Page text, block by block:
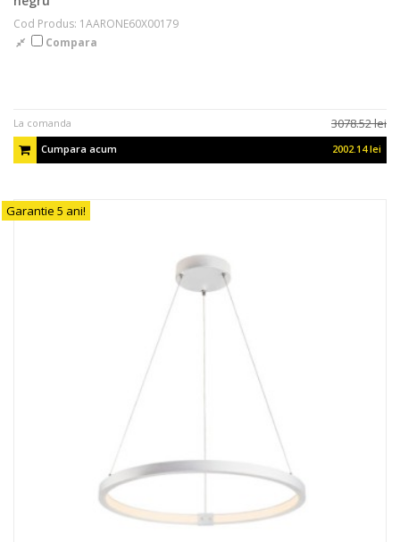
Cod Produs: 1AARONE60X00179
Compara
La comanda 3078.52 lei
Cumpara acum 2002.14 lei
Garantie 5 ani!